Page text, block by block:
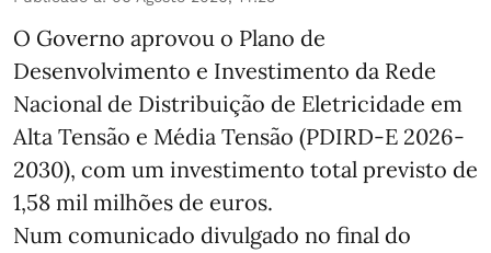
O Governo aprovou o Plano de
Desenvolvimento e Investimento da Rede
Nacional de Distribuição de Eletricidade em
Alta Tensão e Média Tensão (PDIRD-E 2026-
2030), com um investimento total previsto de
1,58 mil milhões de euros.
Num comunicado divulgado no final do